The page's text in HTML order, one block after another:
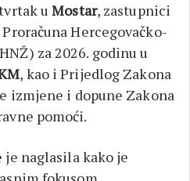
uMostar, zastupnici
Hercegovačko-
za 2026. godinu u
, kao i Prijedlog Zakona
izmjene i dopune Zakona
pomoći.
naglasila kako je